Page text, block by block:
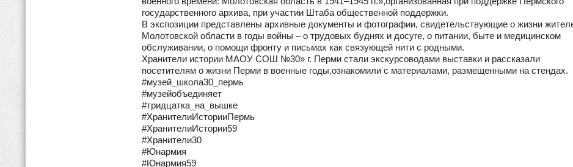
государственного архива, при участии Штаба общественной поддержки.
В экспозиции представлены архивные документы и фотографии, свидетельствующие о жизни
Молотовской области в годы войны – о трудовых буднях и досуге, о питании, быте и медицинском
обслуживании, о помощи фронту и письмах как связующей нити с родными.
Хранители истории МАОУ СОШ №30» г. Перми стали экскурсоводами выставки и рассказали
посетителям о жизни Перми в военные годы,ознакомили с материалами, размещенными на стендах.
#музей_школа30_пермь
#музейобъединяет
#тридцатка_на_вышке
#ХранителиИсторииПермь
#ХранителиИстории59
#Хранители30
#Юнармия
#Юнармия59